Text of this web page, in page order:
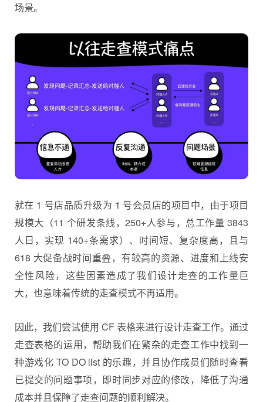
场景。
就在 1 号店品质升级为 1 号会员店的项目中，由于项目
规模大（11 个研发条线，250+人参与，总工作量 3843
人日，实现 140+条需求）、时间短、复杂度高，且与
618 大促备战时间重叠，有较高的资源、进度和上线安
全性风险，这些因素造成了我们设计走查的工作量巨
大，也意味着传统的走查模式不再适用。
因此，我们尝试使用 CF 表格来进行设计走查工作。通过
走查表格的运用，帮助我们在繁杂的走查工作中找到一
种游戏化 TO DO list 的乐趣，并且协作成员们随时查看
已提交的问题事项，即时同步对应的修改，降低了沟通
成本并且保障了走查问题的顺利解决。